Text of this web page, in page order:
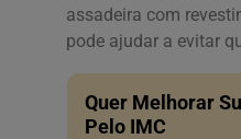
assadeira com
pode ajudar a evitar
Quer Melhorar
Pelo IMC